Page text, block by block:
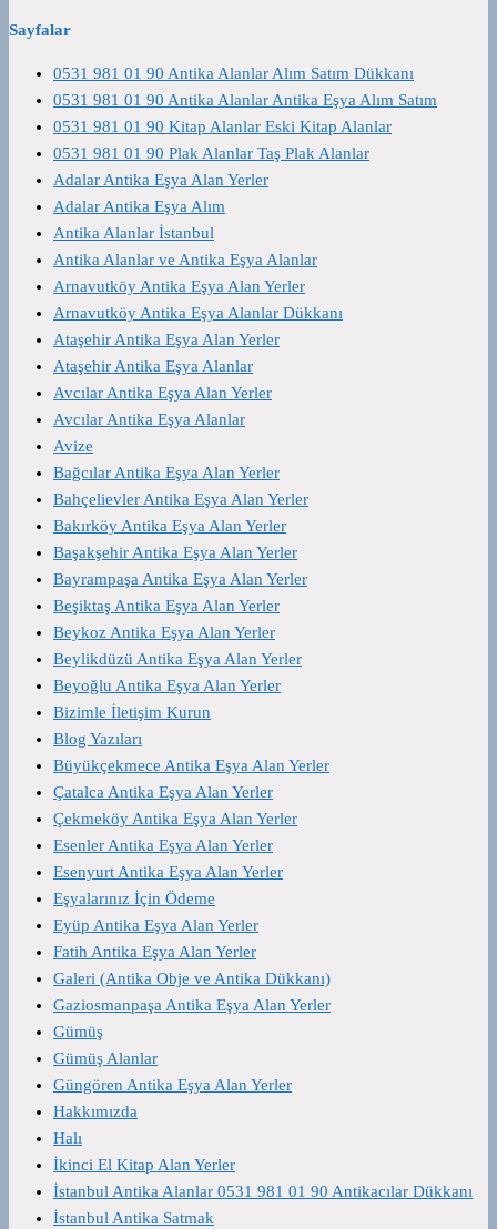
Sayfalar
0531 981 01 90 Antika Alanlar Alım Satım Dükkanı
0531 981 01 90 Antika Alanlar Antika Eşya Alım Satım
0531 981 01 90 Kitap Alanlar Eski Kitap Alanlar
0531 981 01 90 Plak Alanlar Taş Plak Alanlar
Adalar Antika Eşya Alan Yerler
Adalar Antika Eşya Alım
Antika Alanlar İstanbul
Antika Alanlar ve Antika Eşya Alanlar
Arnavutköy Antika Eşya Alan Yerler
Arnavutköy Antika Eşya Alanlar Dükkanı
Ataşehir Antika Eşya Alan Yerler
Ataşehir Antika Eşya Alanlar
Avcılar Antika Eşya Alan Yerler
Avcılar Antika Eşya Alanlar
Avize
Bağcılar Antika Eşya Alan Yerler
Bahçelievler Antika Eşya Alan Yerler
Bakırköy Antika Eşya Alan Yerler
Başakşehir Antika Eşya Alan Yerler
Bayrampaşa Antika Eşya Alan Yerler
Beşiktaş Antika Eşya Alan Yerler
Beykoz Antika Eşya Alan Yerler
Beylikdüzü Antika Eşya Alan Yerler
Beyoğlu Antika Eşya Alan Yerler
Bizimle İletişim Kurun
Blog Yazıları
Büyükçekmece Antika Eşya Alan Yerler
Çatalca Antika Eşya Alan Yerler
Çekmeköy Antika Eşya Alan Yerler
Esenler Antika Eşya Alan Yerler
Esenyurt Antika Eşya Alan Yerler
Eşyalarınız İçin Ödeme
Eyüp Antika Eşya Alan Yerler
Fatih Antika Eşya Alan Yerler
Galeri (Antika Obje ve Antika Dükkanı)
Gaziosmanpaşa Antika Eşya Alan Yerler
Gümüş
Gümüş Alanlar
Güngören Antika Eşya Alan Yerler
Hakkımızda
Halı
İkinci El Kitap Alan Yerler
İstanbul Antika Alanlar 0531 981 01 90 Antikacılar Dükkanı
İstanbul Antika Satmak